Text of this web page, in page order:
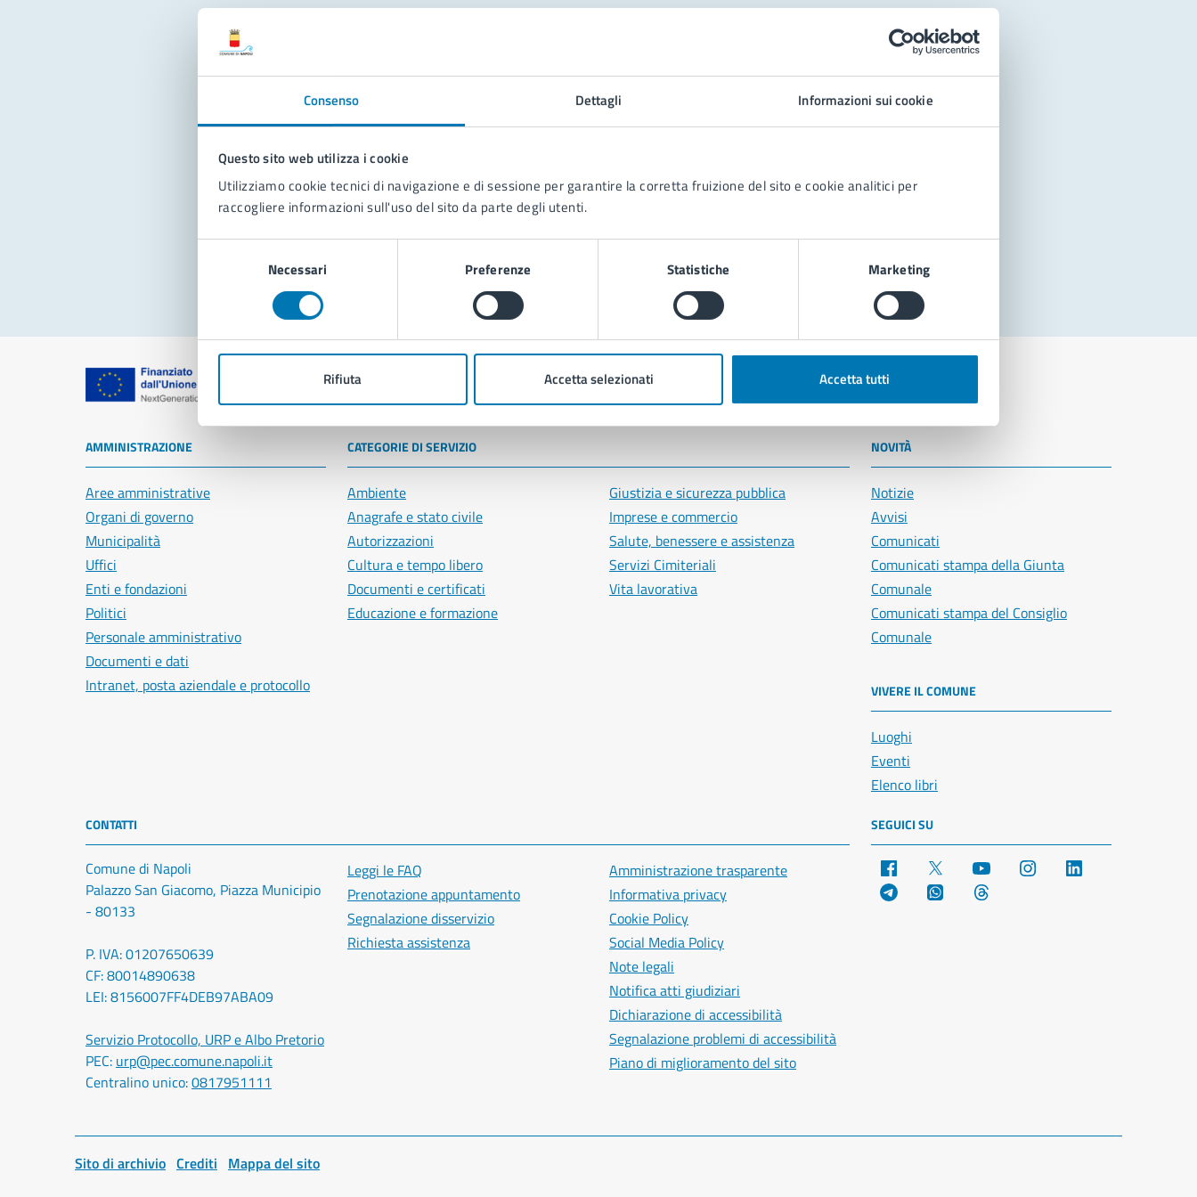
Consenso Dettagli Informazioni sui cookie
Questo sito web utilizza i cookie
Utilizziamo cookie tecnici di navigazione e di sessione per garantire la corretta fruizione del sito e cookie analitici per
raccogliere informazioni sull'uso del sito da parte degli utenti.
Necessari Preferenze Statistiche Marketing
Rifiuta Accetta selezionati Accetta tutti
Problemi in città
Segnala disservizio
Comune di Napoli
AMMINISTRAZIONE
Aree amministrative
Organi di governo
Municipalità
Uffici
Enti e fondazioni
Politici
Personale amministrativo
Documenti e dati
Intranet, posta aziendale e protocollo
CATEGORIE DI SERVIZIO
Ambiente
Anagrafe e stato civile
Autorizzazioni
Cultura e tempo libero
Documenti e certificati
Educazione e formazione
Giustizia e sicurezza pubblica
Imprese e commercio
Salute, benessere e assistenza
Servizi Cimiteriali
Vita lavorativa
NOVITÀ
Notizie
Avvisi
Comunicati
Comunicati stampa della Giunta
Comunale
Comunicati stampa del Consiglio
Comunale
VIVERE IL COMUNE
Luoghi
Eventi
Elenco libri
CONTATTI
Comune di Napoli
Palazzo San Giacomo, Piazza Municipio
- 80133
P. IVA: 01207650639
CF: 80014890638
LEI: 8156007FF4DEB97ABA09
Servizio Protocollo, URP e Albo Pretorio
PEC: urp@pec.comune.napoli.it
Centralino unico:0817951111
Leggi le FAQ
Prenotazione appuntamento
Segnalazione disservizio
Richiesta assistenza
Amministrazione trasparente
Informativa privacy
Cookie Policy
Social Media Policy
Note legali
Notifica atti giudiziari
Dichiarazione di accessibilità
Segnalazione problemi di accessibilità
Piano di miglioramento del sito
SEGUICI SU
Facebook YouTube Instagram
Telegram WhatsApp
Sito di archivio Crediti Mappa del sito